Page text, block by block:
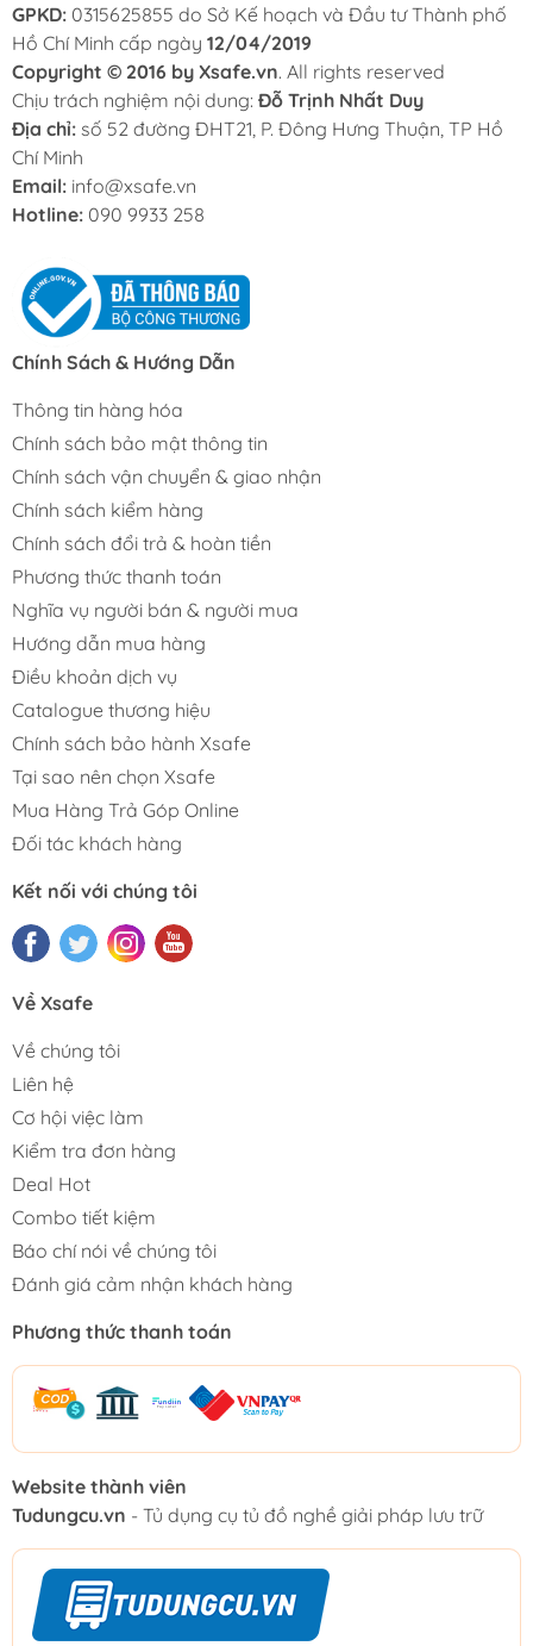
GPKD: 0315625855 do Sở Kế hoạch và Đầu tư Thành phố
Hồ Chí Minh cấp ngày 12/04/2019
Copyright © 2016 by Xsafe.vn. All rights reserved
Chịu trách nghiệm nội dung: Đỗ Trịnh Nhất Duy
Địa chỉ: số 52 đường ĐHT21, P. Đông Hưng Thuận, TP Hồ
Chí Minh
Email: info@xsafe.vn
Hotline: 090 9933 258
Chính Sách & Hướng Dẫn
Thông tin hàng hóa
Chính sách bảo mật thông tin
Chính sách vận chuyển & giao nhận
Chính sách kiểm hàng
Chính sách đổi trả & hoàn tiền
Phương thức thanh toán
Nghĩa vụ người bán & người mua
Hướng dẫn mua hàng
Điều khoản dịch vụ
Catalogue thương hiệu
Chính sách bảo hành Xsafe
Tại sao nên chọn Xsafe
Mua Hàng Trả Góp Online
Đối tác khách hàng
Kết nối với chúng tôi
Về Xsafe
Về chúng tôi
Liên hệ
Cơ hội việc làm
Kiểm tra đơn hàng
Deal Hot
Combo tiết kiệm
Báo chí nói về chúng tôi
Đánh giá cảm nhận khách hàng
Phương thức thanh toán
Website thành viên
Tudungcu.vn - Tủ dụng cụ tủ đồ nghề giải pháp lưu trữ